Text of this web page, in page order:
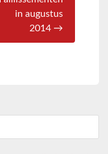
in augustus
2014 →